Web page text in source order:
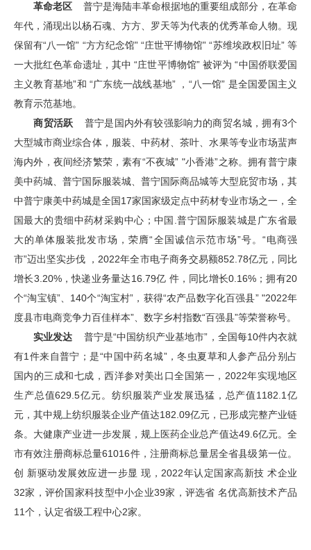
革命老区 普宁是海陆丰革命根据地的重要组成部分，在革命
年代，涌现出以杨石魂、方方、罗天等为代表的优秀革命人物。现
保留有“八一馆” “方方纪念馆” “庄世平博物馆” “苏维埃政权旧址” 等
一大批红色革命遗址，其中 “庄世平博物馆” 被评为 “中国侨联爱国
主义教育基地”和 “广东统一战线基地” ，“八一馆” 是全国爱国主义
教育示范基地。
商贸活跃 普宁是国内外有较强影响力的商贸名城，拥有3个
大型城市商业综合体，服装、中药材、茶叶、水果等专业市场蜚声
海内外，夜间经济繁荣，素有“不夜城” "小香港”之称。拥有普宁康
美中药城、普宁国际服装城、普宁国际商品城等大型庇贸市场，其
中普宁康美中药城是全国17家国家级定点中药材专业市场之一，全
国最大的贵细中药材采购中心；中国.普宁国际服装城是广东省最
大的单体服装批发市场，荣膺“全国诚信示范市场”号。“电商强
市”迈出坚实步伐 ，2022年全市电子商务交易额852.78亿元，同比
增长3.20%，快递业务量达16.79亿 件，同比增长0.16%；拥有20
个“淘宝镇”、140个“淘宝村”，获得“农产品数字化百强县” "2022年
度县市电商竞争力百佳样本”、数字乡村指数“百强县”等荣誉称号。
实业发达 普宁是“中国纺织产业基地市”，全国每10件内衣就
有1件来自普宁；是“中国中药名城”，冬虫夏草和人参产品分别占
国内的三成和七成，西洋参对美出口全国第一，2022年实现地区
生产总值629.5亿元。纺织服装产业发展迅猛，总产值1182.1亿
元，其中规上纺织服装企业产值达182.09亿元，已形成完整产业链
条。大健康产业进一步发展，规上医药企业总产值达49.6亿元。全
市有效注册商标总量61016件，注册商标总量居全省县级第一位。
创 新驱动发展效应进一步显 现，2022年认定国家高新技 术企业
32家，评价国家科技型中小企业39家，评选省 名优高新技术产品
11个，认定省级工程中心2家。